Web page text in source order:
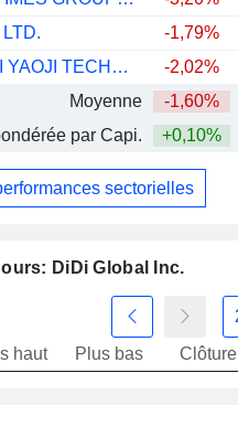
-1,79%
SHANGHAI YAOJI TECHNOLOGY CO., LTD.
-2,02%
Moyenne
-1,60%
par Capi.
+0,10%
sectorielles
DiDi Global Inc.
haut Plus bas Clôture